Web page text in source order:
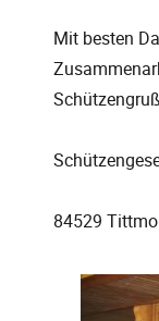
Mit besten
Schützengruß
84529